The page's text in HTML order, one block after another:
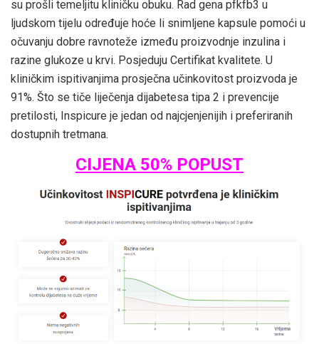
su prošli temeljitu kliničku obuku. Rad gena pfkfb3 u
ljudskom tijelu određuje hoće li snimljene kapsule pomoći u
očuvanju dobre ravnoteže između proizvodnje inzulina i
razine glukoze u krvi. Posjeduju Certifikat kvalitete. U
kliničkim ispitivanjima prosječna učinkovitost proizvoda je
91%. Što se tiče liječenja dijabetesa tipa 2 i prevencije
pretilosti, Inspicure je jedan od najcjenjenijih i preferiranih
dostupnih tretmana.
CIJENA 50% POPUST